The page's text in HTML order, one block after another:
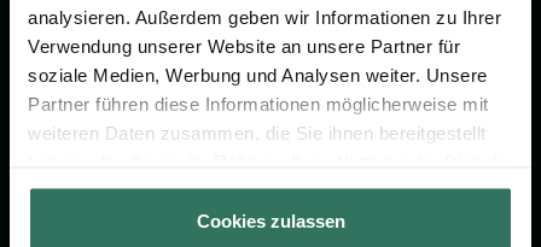
analysieren. Außerdem geben wir Informationen zu Ihrer
Verwendung unserer Website an unsere Partner für
soziale Medien, Werbung und Analysen weiter. Unsere
Partner führen diese Informationen möglicherweise mit
weiteren Daten zusammen, die Sie ihnen bereitgestellt
gesammelt haben.
Cookies zulassen
FÜR SIE
Vergleich
Ratgeber
Verzeichnis
FÜR BESTATTER
Online-Portal
Kostenlos registrieren